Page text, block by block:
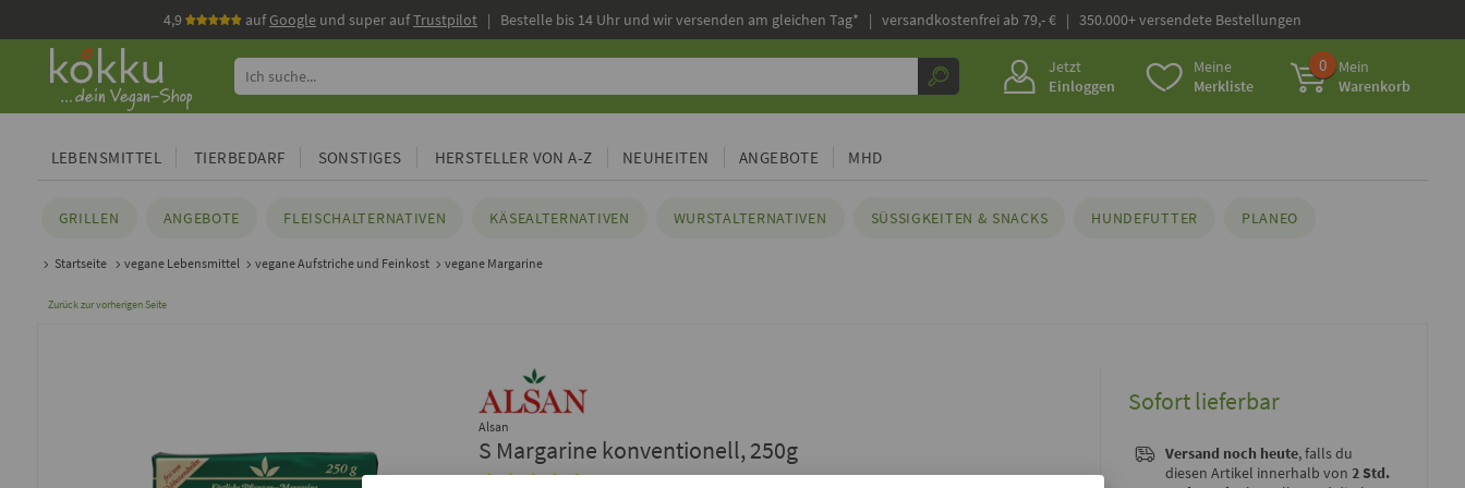
4,9 aufGoogle und super aufTrustpilot | Bestelle bis 14 Uhr und wir versenden am gleichen Tag* | versandkostenfrei ab 79,- € | 350.000+ versendete Bestellungen
Jetzt
Einloggen
Meine
Merkliste
0
Mein
Warenkorb
LEBENSMITTEL TIERBEDARF SONSTIGES HERSTELLER VON A-Z NEUHEITEN ANGEBOTE MHD
GRILLEN ANGEBOTE FLEISCHALTERNATIVEN KÄSEALTERNATIVEN WURSTALTERNATIVEN SÜSSIGKEITEN & SNACKS HUNDEFUTTER PLANEO
Startseite vegane Lebensmittel vegane Aufstriche und Feinkost vegane Margarine
Zurück zur vorherigen Seite
Alsan
S Margarine konventionell, 250g
Sofort lieferbar
Versand noch heute, falls du
diesen Artikel innerhalb von 2 Std.